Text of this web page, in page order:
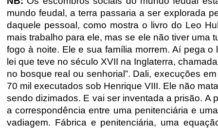
mundo feudal, a terra passaria a ser explorada
daquele pessoal, como mostra o livro do Leo
mais trabalho para ele, mas se ele não tiver uma
fogo à noite. Ele e sua família morrem. Aí pega
lei que teve no século XVII na Inglaterra,
no bosque real ou senhorial”. Dali, execuções
70 mil executados sob Henrique VIII. Ele não
sendo dizimados. E vai ser inventada a prisão. A
a correspondência entre uma penitenciária e
vadiagem. Fábrica e penitenciária, uma